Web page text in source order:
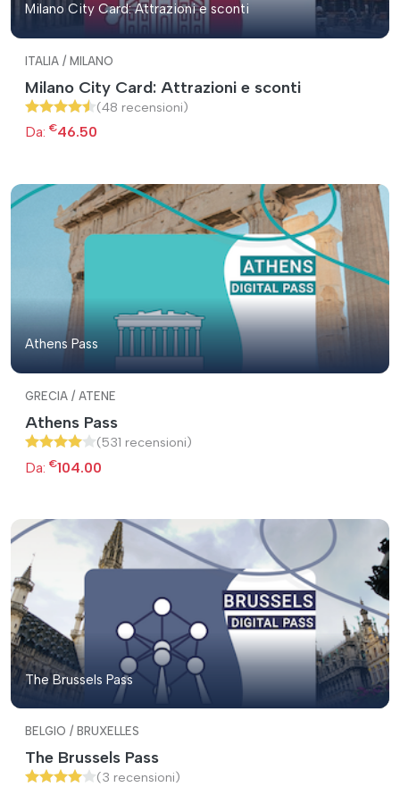
Milano City Card: Attrazioni e sconti
ITALIA / MILANO
Milano City Card: Attrazioni e sconti
(48 recensioni)
Da: €46.50
Athens Pass
GRECIA / ATENE
Athens Pass
(531 recensioni)
Da: €104.00
The Brussels Pass
BELGIO / BRUXELLES
The Brussels Pass
(3 recensioni)